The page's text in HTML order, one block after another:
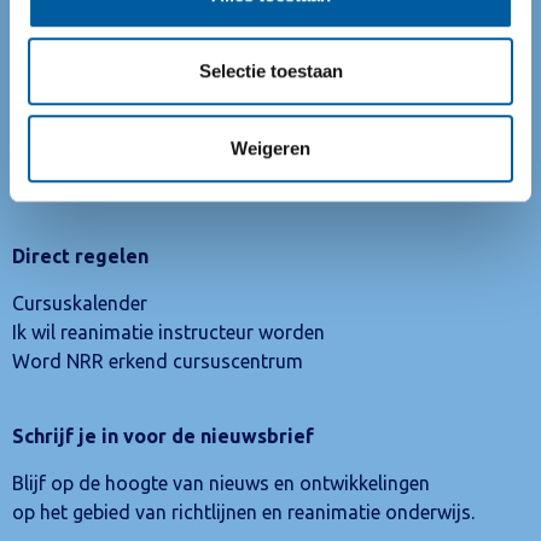
Selectie toestaan
Weigeren
Mercatorlaan 1200
Telefoon:+31 (0)88 732 72 23
(maandag t/m vrijdag van 9:00 tot 12:00)
E-mail:info@reanimatieraad.nl
Direct regelen
Cursuskalender
Ik wil reanimatie instructeur worden
Word NRR erkend cursuscentrum
Schrijf je in voor de nieuwsbrief
Blijf op de hoogte van nieuws en ontwikkelingen
op het gebied van richtlijnen en reanimatie onderwijs.